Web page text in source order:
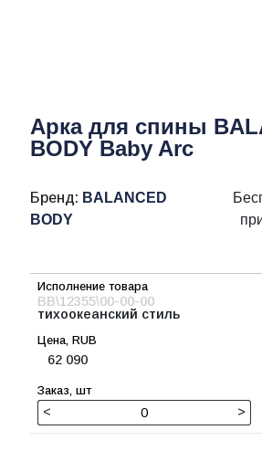
Арка для спины
BODY Baby Arc
Бренд: BALANCED
BODY
BB\12355\00-00-00
тихоокеанский стиль
62 090
< >